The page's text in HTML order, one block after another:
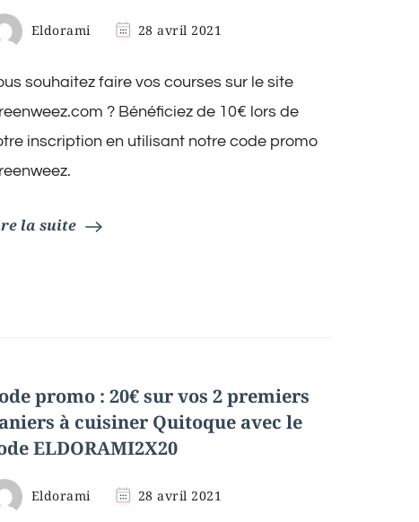
Eldorami 28 avril 2021
souhaitez faire vos courses sur le site
? Bénéficiez de 10€ lors de
inscription en utilisant notre code promo
la suite
promo : 20€ sur vos 2 premiers
à cuisiner Quitoque avec le
ELDORAMI2X20
Eldorami 28 avril 2021